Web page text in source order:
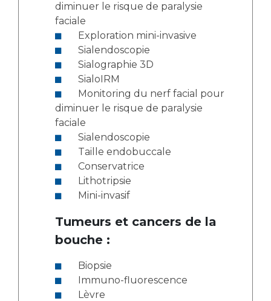
diminuer le risque de paralysie
faciale
Exploration mini-invasive
Sialendoscopie
Sialographie 3D
SialoIRM
diminuer le risque de paralysie
faciale
Sialendoscopie
Taille endobuccale
Conservatrice
Lithotripsie
Mini-invasif
Tumeurs et cancers de la
bouche :
Biopsie
Immuno-fluorescence
Lèvre